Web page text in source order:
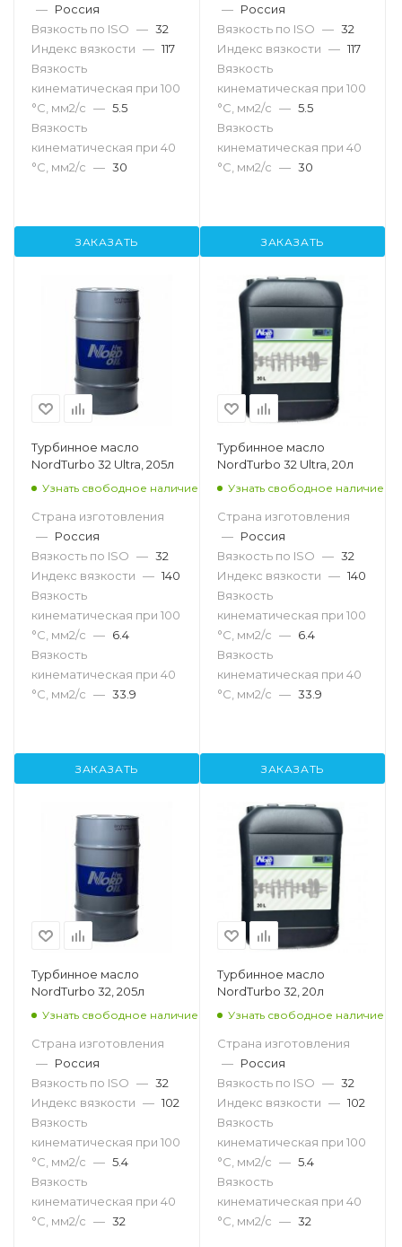
— Россия
Вязкость по ISO — 32
Индекс вязкости — 117
Вязкость
кинематическая при 100
°С, мм2/с — 5.5
Вязкость
кинематическая при 40
°С, мм2/с — 30
ЗАКАЗАТЬ
— Россия
Вязкость по ISO — 32
Индекс вязкости — 117
Вязкость
кинематическая при 100
°С, мм2/с — 5.5
Вязкость
кинематическая при 40
°С, мм2/с — 30
ЗАКАЗАТЬ
Турбинное масло
NordTurbo 32 Ultra, 205л
Узнать свободное наличие
Страна изготовления
— Россия
Вязкость по ISO — 32
Индекс вязкости — 140
Вязкость
кинематическая при 100
°С, мм2/с — 6.4
Вязкость
кинематическая при 40
°С, мм2/с — 33.9
ЗАКАЗАТЬ
Турбинное масло
NordTurbo 32 Ultra, 20л
Узнать свободное наличие
Страна изготовления
— Россия
Вязкость по ISO — 32
Индекс вязкости — 140
Вязкость
кинематическая при 100
°С, мм2/с — 6.4
Вязкость
кинематическая при 40
°С, мм2/с — 33.9
ЗАКАЗАТЬ
Турбинное масло
NordTurbo 32, 205л
Узнать свободное наличие
Страна изготовления
— Россия
Вязкость по ISO — 32
Индекс вязкости — 102
Вязкость
кинематическая при 100
°С, мм2/с — 5.4
Вязкость
кинематическая при 40
°С, мм2/с — 32
Турбинное масло
NordTurbo 32, 20л
Узнать свободное наличие
Страна изготовления
— Россия
Вязкость по ISO — 32
Индекс вязкости — 102
Вязкость
кинематическая при 100
°С, мм2/с — 5.4
Вязкость
кинематическая при 40
°С, мм2/с — 32